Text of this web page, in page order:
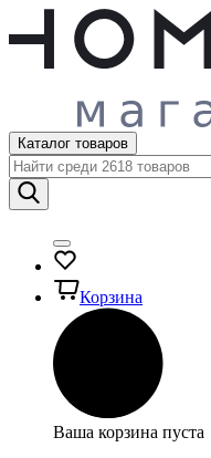
Каталог товаров
Корзина
Ваша корзина пуста